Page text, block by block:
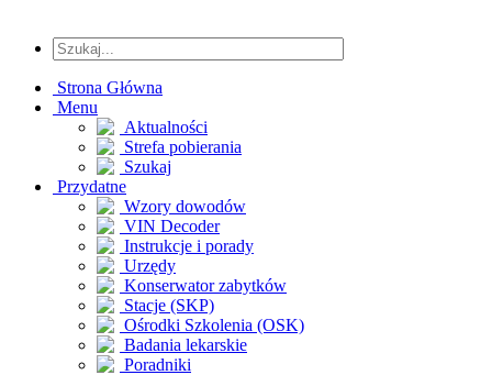
Strona Główna
Menu
Aktualności
Strefa pobierania
Szukaj
Przydatne
Wzory dowodów
VIN Decoder
Instrukcje i porady
Urzędy
Konserwator zabytków
Stacje (SKP)
Ośrodki Szkolenia (OSK)
Badania lekarskie
Poradniki